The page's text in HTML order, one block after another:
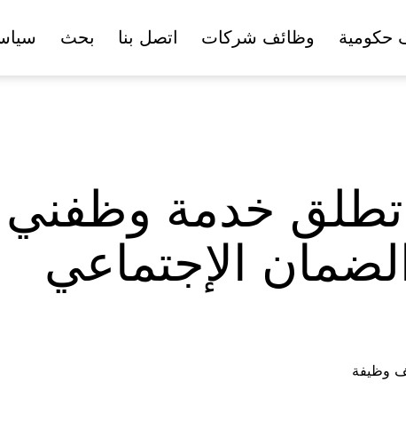
حكومية وظائف شركات اتصل بنا بحث
تطلق خدمة وظفني
الإجتماعي
وظيفة